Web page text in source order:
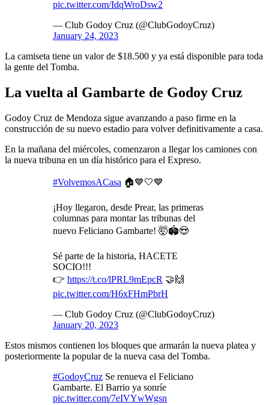
pic.twitter.com/IdqWroDsw2
— Club Godoy Cruz (@ClubGodoyCruz)
January 24, 2023
La camiseta tiene un valor de $18.500 y ya está disponible para toda
la gente del Tomba.
La vuelta al Gambarte de Godoy Cruz
Godoy Cruz de Mendoza sigue avanzando a paso firme en la
construcción de su nuevo estadio para volver definitivamente a casa.
En la mañana del miércoles, comenzaron a llegar los camiones con
la nueva tribuna en un día histórico para el Expreso.
#VolvemosACasa 🏠💙🤍💙
¡Hoy llegaron, desde Prear, las primeras
columnas para montar las tribunas del
nuevo Feliciano Gambarte! 🤯🏟️😍
Sé parte de la historia, HACETE
SOCIO!!!
👉 https://t.co/lPRL9mEpcR 🤝🙌
pic.twitter.com/H6xFHmPbrH
— Club Godoy Cruz (@ClubGodoyCruz)
January 20, 2023
Estos mismos contienen los bloques que armarán la nueva platea y
posteriormente la popular de la nueva casa del Tomba.
#GodoyCruz Se renueva el Feliciano
Gambarte. El Barrio ya sonríe
pic.twitter.com/7eIVYwWgsn